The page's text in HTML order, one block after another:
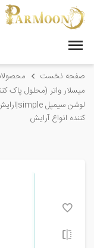
صفحه نخست
میسلار واتر (محلول پاک
کننده انواع آرایش